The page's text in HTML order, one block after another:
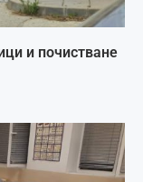
и почистване